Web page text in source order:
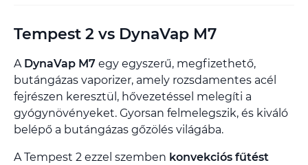
Tempest 2 vs DynaVap M7
A DynaVap M7 egy egyszerű, megfizethető,
butángázas vaporizer, amely rozsdamentes acél
fejrészen keresztül, hővezetéssel melegíti a
gyógynövényeket. Gyorsan felmelegszik, és kiváló
belépő a butángázas gőzölés világába.
A Tempest 2 ezzel szemben konvekciós fűtést